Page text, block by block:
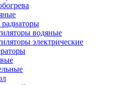
водяные
электрические